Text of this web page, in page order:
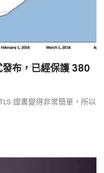
布，已經保護 380
證書變得非常簡單，所以